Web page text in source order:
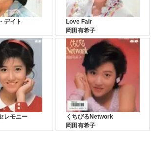
デイト
Love Fair
岡田有希子
レモニー
くちびるNetwork
岡田有希子